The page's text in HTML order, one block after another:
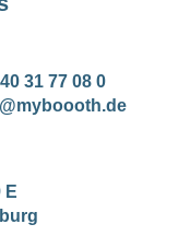
31 77 08 0
E